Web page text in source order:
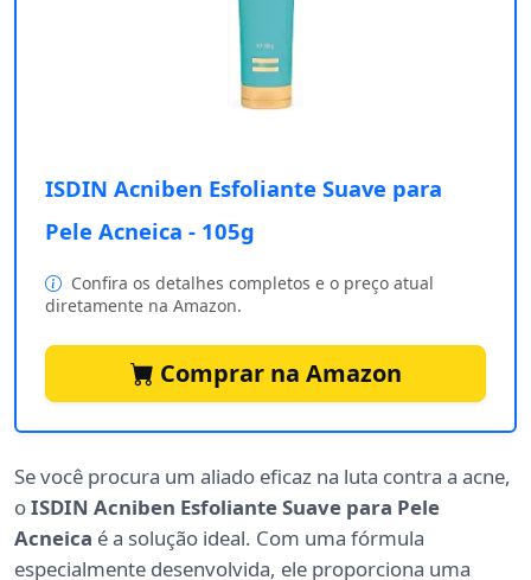
ISDIN Acniben Esfoliante Suave para
Pele Acneica - 105g
Confira os detalhes completos e o preço atual
diretamente na Amazon.
Comprar na Amazon
Se você procura um aliado eficaz na luta contra a acne,
oISDIN Acniben Esfoliante Suave para Pele
Acneica é a solução ideal. Com uma fórmula
especialmente desenvolvida, ele proporciona uma